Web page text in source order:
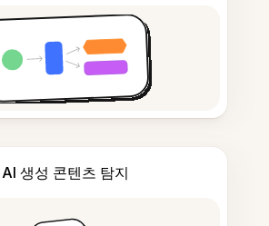
AI 생성 콘텐츠 탐지